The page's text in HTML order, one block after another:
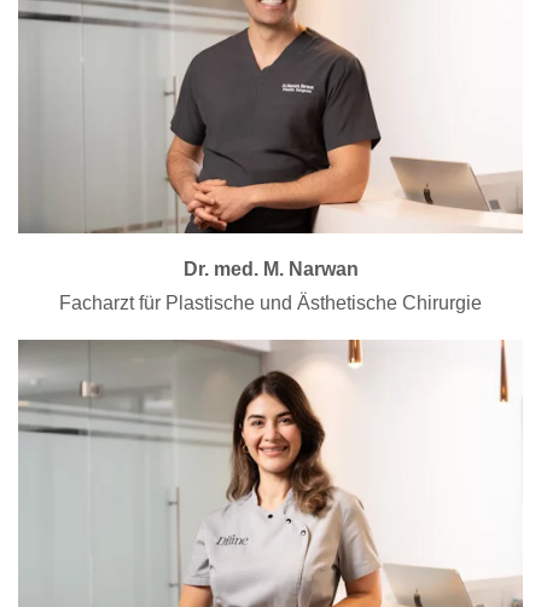
Dr. med. M. Narwan
Facharzt für Plastische und Ästhetische Chirurgie